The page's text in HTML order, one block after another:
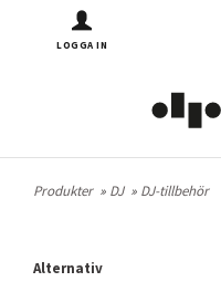
LOGGA IN
Produkter » DJ » DJ-tillbehör
Alternativ